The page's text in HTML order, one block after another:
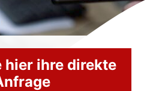
hier ihre direkte